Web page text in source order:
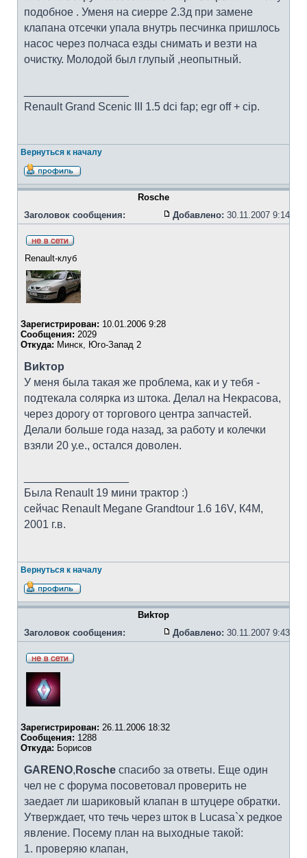
подобное . Уменя на сиерре 2.3д при замене
клапана отсечки упала внутрь песчинка пришлось
насос через полчаса езды снимать и везти на
очистку. Молодой был глупый ,неопытный.
Renault Grand Scenic III 1.5 dci fap; egr off + cip.
Вернуться к началу
Rosche
Заголовок сообщения:
Добавлено: 30.11.2007 9:14
Renault-клуб
Зарегистрирован: 10.01.2006 9:28
Сообщения: 2029
Откуда: Минск, Юго-Запад 2
Bиkтоp
У меня была такая же проблема, как и у тебя -
подтекала солярка из штока. Делал на Некрасова,
через дорогу от торгового центра запчастей.
Делали больше года назад, за работу и колечки
взяли 20 у.е., остался доволен.
Была Renault 19 мини трактор :)
сейчас Renault Megane Grandtour 1.6 16V, К4М,
2001 г.в.
Вернуться к началу
Bиkтоp
Заголовок сообщения:
Добавлено: 30.11.2007 9:43
Зарегистрирован: 26.11.2006 18:32
Сообщения: 1288
Откуда: Борисов
GARENO, Rosche спасибо за ответы. Еще один
чел не с форума посоветовал проверить не
заедает ли шариковый клапан в штуцере обратки.
Утверждает, что течь через шток в Lucasa`х редкое
явление. Посему план на выходные такой:
1. проверяю клапан,